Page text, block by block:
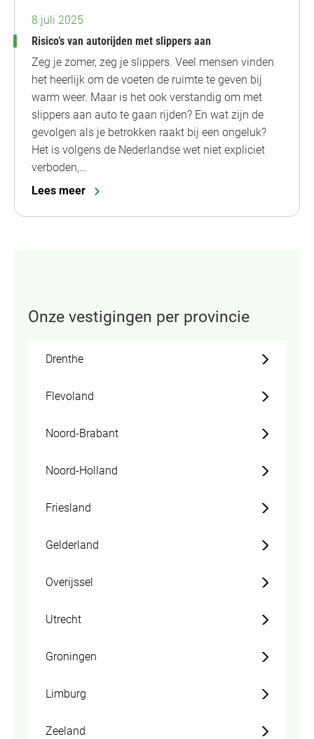
8 juli 2025
Risico’s van autorijden met slippers aan
Zeg je zomer, zeg je slippers. Veel mensen vinden
het heerlijk om de voeten de ruimte te geven bij
warm weer. Maar is het ook verstandig om met
slippers aan auto te gaan rijden? En wat zijn de
gevolgen als je betrokken raakt bij een ongeluk?
Het is volgens de Nederlandse wet niet expliciet
verboden,…
Lees meer
Onze vestigingen per provincie
Drenthe
Flevoland
Noord-Brabant
Noord-Holland
Friesland
Gelderland
Overijssel
Utrecht
Groningen
Limburg
Zeeland